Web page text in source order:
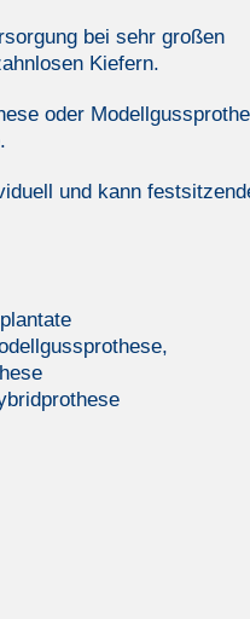
bei sehr großen
Kiefern.
oder
und kann